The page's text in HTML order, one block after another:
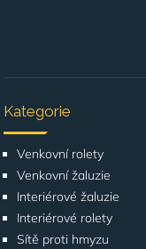
Kategorie
Venkovní rolety
Venkovní žaluzie
Interiérové žaluzie
Interiérové rolety
Sítě proti hmyzu